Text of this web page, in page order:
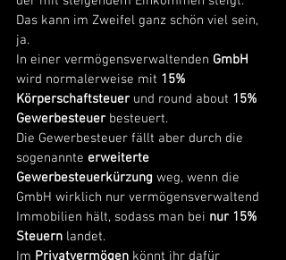
Das kann im Zweifel ganz schön viel sein,
ja.
In einer vermögensverwaltenden GmbH
wird normalerweise mit 15%
Körperschaftsteuer und round about 15%
Gewerbesteuer besteuert.
Die Gewerbesteuer fällt aber durch die
sogenannte erweiterte
Gewerbesteuerkürzung weg, wenn die
GmbH wirklich nur vermögensverwaltend
Immobilien hält, sodass man bei nur 15%
Steuern landet.
Im Privatvermögen könnt ihr dafür